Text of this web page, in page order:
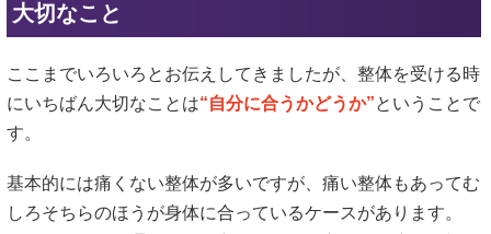
大切なこと
ここまでいろいろとお伝えしてきましたが、整体を受ける時
にいちばん大切なことは“自分に合うかどうか”ということで
す。
基本的には痛くない整体が多いですが、痛い整体もあってむ
しろそちらのほうが身体に合っているケースがあります。